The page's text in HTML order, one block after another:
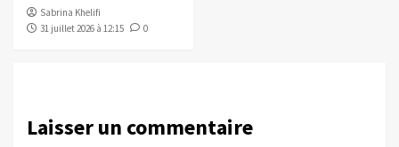
Sabrina Khelifi
31 juillet 2026 à 12:15
0
Laisser un commentaire